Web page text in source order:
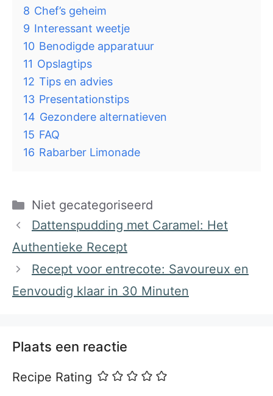
8 Chef’s geheim
9 Interessant weetje
10 Benodigde apparatuur
11 Opslagtips
12 Tips en advies
13 Presentationstips
14 Gezondere alternatieven
15 FAQ
16 Rabarber Limonade
Categorieën
Niet gecategoriseerd
Dattenspudding met Caramel: Het
Authentieke Recept
Recept voor entrecote: Savoureux en
Eenvoudig klaar in 30 Minuten
Plaats een reactie
Recipe Rating